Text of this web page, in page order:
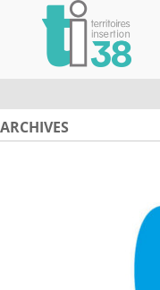
Skip to content
ARCHIVES